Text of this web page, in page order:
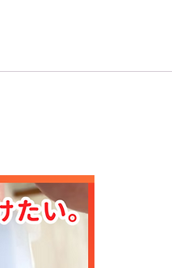
心臓移植の歴史 【28】隠
た進展と研究者たちの努力